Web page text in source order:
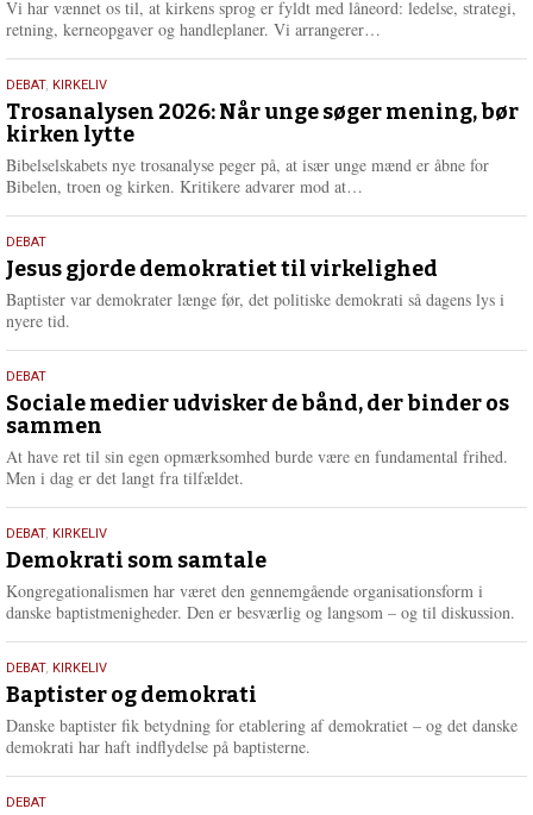
e
Vi har vænnet os til, at kirkens sprog er fyldt med låneord: ledelse, strategi,
retning, kerneopgaver og handleplaner. Vi arrangerer…
e
2.
juni
2026
DEBAT, KIRKELIV
Trosanalysen 2026: Når unge søger mening, bør
kirken lytte
Bibelselskabets nye trosanalyse peger på, at især unge mænd er åbne for
Bibelen, troen og kirken. Kritikere advarer mod at…
e
r
18.
maj
2026
DEBAT
Jesus gjorde demokratiet til virkelighed
Baptister var demokrater længe før, det politiske demokrati så dagens lys i
nyere tid.
18.
maj
2026
DEBAT
Sociale medier udvisker de bånd, der binder os
sammen
At have ret til sin egen opmærksomhed burde være en fundamental frihed.
Men i dag er det langt fra tilfældet.
18.
maj
2026
DEBAT, KIRKELIV
Demokrati som samtale
Kongregationalismen har været den gennemgående organisationsform i
danske baptistmenigheder. Den er besværlig og langsom – og til diskussion.
18.
maj
2026
DEBAT, KIRKELIV
Baptister og demokrati
Danske baptister fik betydning for etablering af demokratiet – og det danske
demokrati har haft indflydelse på baptisterne.
18.
DEBAT